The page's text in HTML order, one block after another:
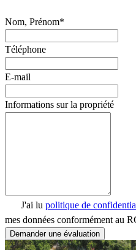
Nom, Prénom*
Téléphone
E-mail
Informations sur la propriété
J'ai lu politique de
mes données conformément au
Demander une évaluation